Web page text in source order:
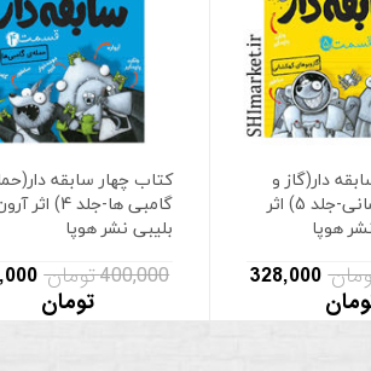
دار(گاز و
بوهای کهکشانی-جلد 5) اثر
هوپا
328,000
کتاب چهار سابقه
گامبی ها-جلد 4) اثر
بلیبی نشر هوپا
400,000 تومان
تومان